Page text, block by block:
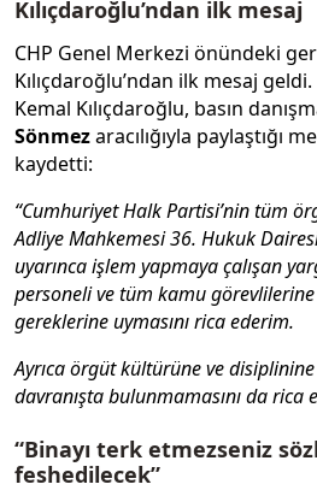
Kılıçdaroğlu’ndan ilk mesaj
CHP Genel Merkezi önündeki
Kılıçdaroğlu’ndan ilk mesaj geldi.
Kemal Kılıçdaroğlu, basın
Sönmezaracılığıyla paylaştığı
kaydetti:
“Cumhuriyet Halk Partisi’nin tüm
Adliye Mahkemesi 36. Hukuk
uyarınca işlem yapmaya çalışan
personeli ve tüm kamu görevlilerine
gereklerine uymasını rica ederim.
Ayrıca örgüt kültürüne ve disiplinine
davranışta bulunmamasını da rica
“Binayı terk etmezseniz
feshedilecek”